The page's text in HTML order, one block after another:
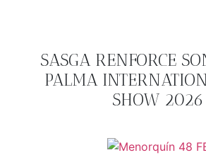
SASGA RENFORCE
PALMA
SHOW 2026